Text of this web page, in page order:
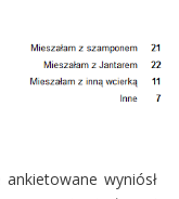
wyniósł